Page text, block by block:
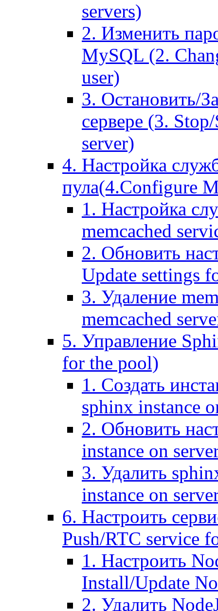
servers)
2. Изменить
MySQL (2.
user)
3. Остановить/
сервере (3.
server)
4. Настройка
пула(4.Configure
1. Настройка
memcached
2. Обновить
Update settings
3. Удаление
memcached
5. Управление
for the pool)
1. Создать
sphinx instance
2. Обновить
instance on
3. Удалить
instance on
6. Настроить
Push/RTC service
1. Настроить
Install/Update
2. Удалить